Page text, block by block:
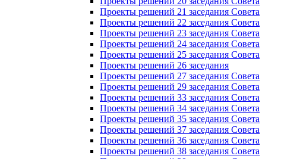
Проекты решений 21 заседания Совета
Проекты решений 22 заседания Совета
Проекты решений 23 заседания Совета
Проекты решений 24 заседания Совета
Проекты решений 25 заседания Совета
Проекты решений 26 заседания
Проекты решений 27 заседания Совета
Проекты решений 29 заседания Совета
Проекты решений 33 заседания Совета
Проекты решений 34 заседания Совета
Проекты решений 35 заседания Совета
Проекты решений 37 заседания Совета
Проекты решений 36 заседания Совета
Проекты решений 38 заседания Совета